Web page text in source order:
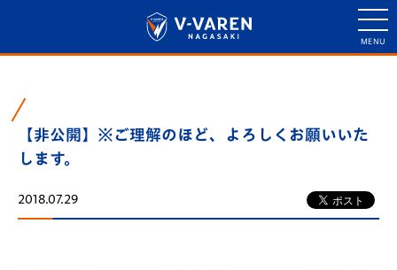
【非公開】※ご理解のほど、よろしくお願いいた
します。
2018.07.29